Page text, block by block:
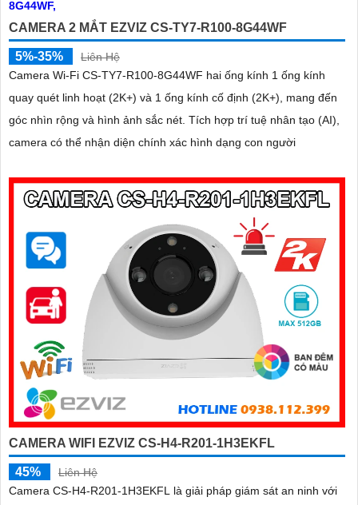
CAMERA 2 MẮT EZVIZ CS-TY7-R100-8G44WF
5%-35%
Liên Hệ
Camera Wi-Fi CS-TY7-R100-8G44WF hai ống kính 1 ống kính
quay quét linh hoạt (2K+) và 1 ống kính cố định (2K+), mang đến
góc nhìn rộng và hình ảnh sắc nét. Tích hợp trí tuệ nhân tạo (AI),
camera có thể nhận diện chính xác hình dạng con người
CAMERA WIFI EZVIZ CS-H4-R201-1H3EKFL
45%
Liên Hệ
Camera CS-H4-R201-1H3EKFL là giải pháp giám sát an ninh với